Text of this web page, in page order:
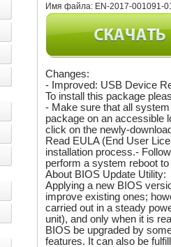
Имя файла: EN-2017-001091-
Changes:
- Improved: USB Device
To install this package
- Make sure that all
package on an accessible
click on the newly-
Read EULA (End User
installation process.-
perform a system reboot
About BIOS Update Utility:
Applying a new BIOS
improve existing ones;
carried out in a steady
unit), and only when it is
BIOS be upgraded by
features. It can also be